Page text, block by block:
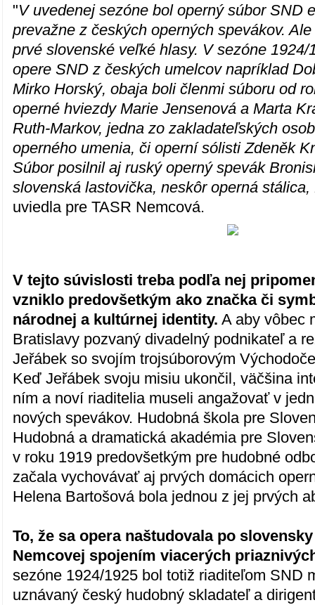
"V uvedenej sezóne bol operný súbor SND
prevažne z českých operných spevákov.
prvé slovenské veľké hlasy. V sezóne 1924/
opere SND z českých umelcov napríklad
Mirko Horský, obaja boli členmi súboru od
operné hviezdy Marie Jensenová a Marta
Ruth-Markov, jedna zo zakladateľských
operného umenia, či operní sólisti Zdeněk
Súbor posilnil aj ruský operný spevák
slovenská lastovička, neskôr operná
uviedla pre TASR Nemcová.
V tejto súvislosti treba podľa nej
vzniklo predovšetkým ako značka či
národnej a kultúrnej identity. A aby vôbec
Bratislavy pozvaný divadelný podnikateľ a
Jeřábek so svojím trojsúborovým
Keď Jeřábek svoju misiu ukončil, väčšina
ním a noví riaditelia museli angažovať v
nových spevákov. Hudobná škola pre
Hudobná a dramatická akadémia pre
v roku 1919 predovšetkým pre hudobné
začala vychovávať aj prvých domácich
Helena Bartošová bola jednou z jej prvých
To, že sa opera naštudovala po
Nemcovej spojením viacerých
sezóne 1924/1925 bol totiž riaditeľom SND
uznávaný český hudobný skladateľ a